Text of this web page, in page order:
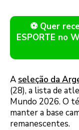
⚽ Quer
ESPORTE no
A seleção da
(28), a lista de
Mundo 2026. O
manter a base
remanescentes.